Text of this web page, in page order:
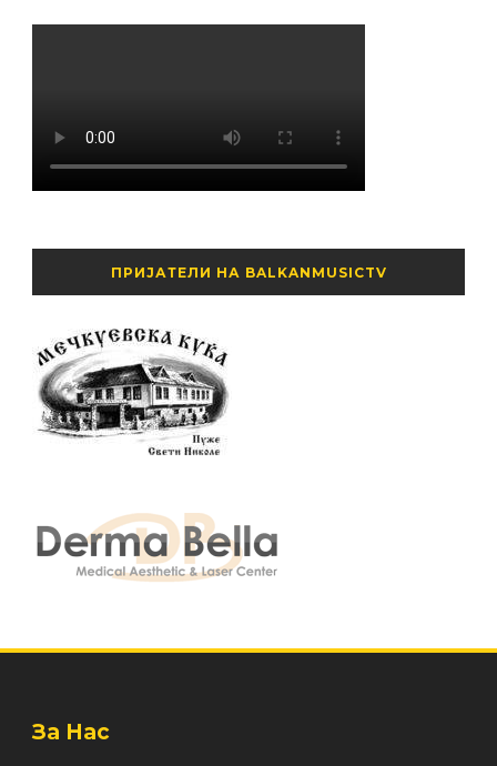
ПРИЈАТЕЛИ НА BALKANMUSICTV
За Нас